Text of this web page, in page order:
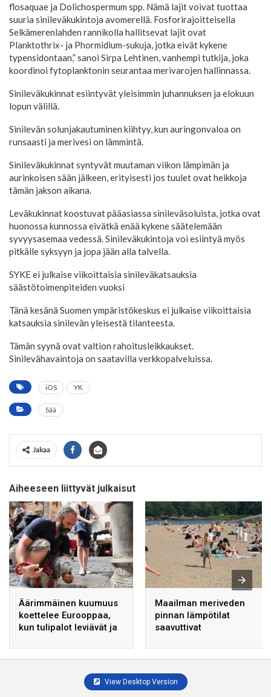
flosaquae ja Dolichospermum spp. Nämä lajit voivat tuottaa
suuria sinileväkukintoja avomerellä. Fosforirajoitteisella
Selkämerenlahden rannikolla hallitsevat lajit ovat
Planktothrix- ja Phormidium-sukuja, jotka eivät kykene
typensidontaan,” sanoi Sirpa Lehtinen, vanhempi tutkija, joka
koordinoi fytoplanktonin seurantaa merivarojen hallinnassa.
Sinileväkukinnat esiintyvät yleisimmin juhannuksen ja elokuun
lopun välillä.
Sinilevän solunjakautuminen kiihtyy, kun auringonvaloa on
runsaasti ja merivesi on lämmintä.
Sinileväkukinnat syntyvät muutaman viikon lämpimän ja
aurinkoisen sään jälkeen, erityisesti jos tuulet ovat heikkoja
tämän jakson aikana.
Leväkukinnat koostuvat pääasiassa sinileväsoluista, jotka ovat
huonossa kunnossa eivätkä enää kykene säätelemään
syvyysasemaa vedessä. Sinileväkukintoja voi esiintyä myös
pitkälle syksyyn ja jopa jään alla talvella.
SYKE ei julkaise viikoittaisia sinileväkatsauksia
säästötoimenpiteiden vuoksi
Tänä kesänä Suomen ympäristökeskus ei julkaise viikoittaisia
katsauksia sinilevän yleisestä tilanteesta.
Tämän syynä ovat valtion rahoitusleikkaukset.
Sinilevähavaintoja on saatavilla verkkopalveluissa.
iOS YK
Sää
Jakaa
Aiheeseen liittyvät julkaisut
Äärimmäinen kuumuus
koettelee Eurooppaa,
kun tulipalot leviävät ja
Maailman meriveden
pinnan lämpötilat
saavuttivat
tähän aikaan.
View Desktop Version